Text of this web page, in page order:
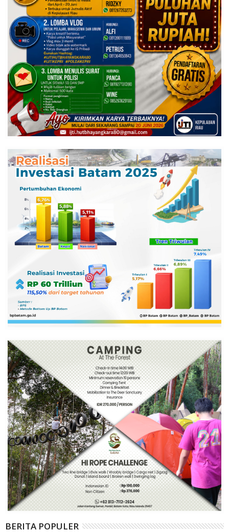
BERITA POPULER